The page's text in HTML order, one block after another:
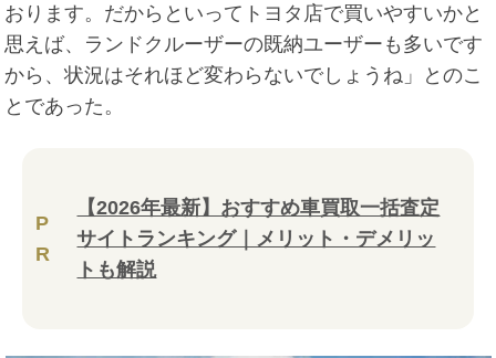
おります。だからといってトヨタ店で買いやすいかと
思えば、ランドクルーザーの既納ユーザーも多いです
から、状況はそれほど変わらないでしょうね」とのこ
とであった。
P
R
【2026年最新】おすすめ車買取一括査定
サイトランキング｜メリット・デメリッ
トも解説